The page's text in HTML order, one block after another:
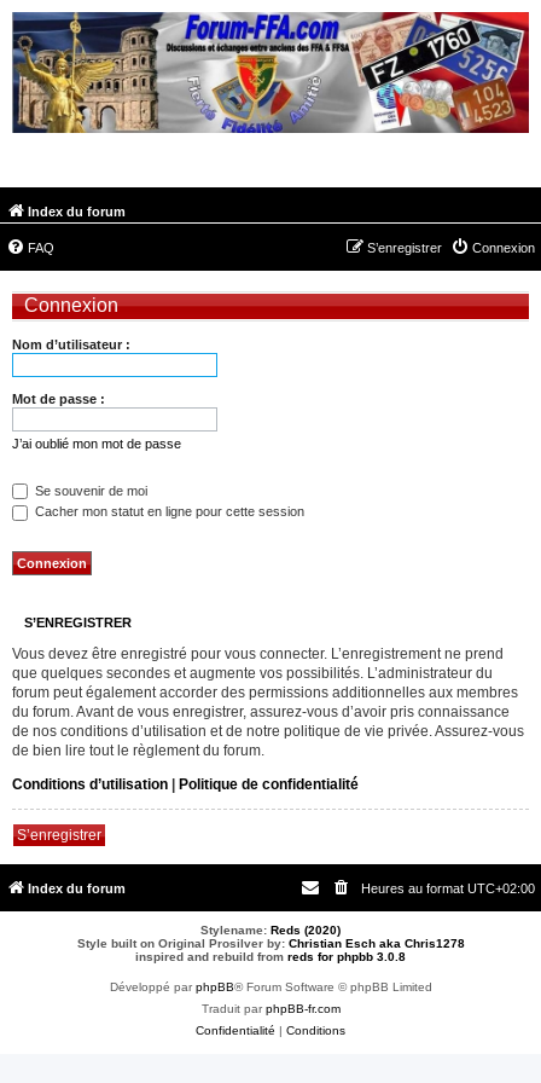
Index du forum
FAQ Connexion
S’enregistrer
Connexion
Nom d’utilisateur :
Mot de passe :
J’ai oublié mon mot de passe
Se souvenir de moi
Cacher mon statut en ligne pour cette session
S’ENREGISTRER
Vous devez être enregistré pour vous connecter. L’enregistrement ne prend
que quelques secondes et augmente vos possibilités. L’administrateur du
forum peut également accorder des permissions additionnelles aux membres
du forum. Avant de vous enregistrer, assurez-vous d’avoir pris connaissance
de nos conditions d’utilisation et de notre politique de vie privée. Assurez-vous
de bien lire tout le règlement du forum.
Conditions d’utilisation
Politique de confidentialité
S’enregistrer
Index du forum Heures au format UTC+02:00
Stylename: Reds (2020)
Style built on Original Prosilver by: Christian Esch aka Chris1278
inspired and rebuild from reds for phpbb 3.0.8
Développé parphpBB® Forum Software © phpBB Limited
Traduit parphpBB-fr.com
Confidentialité
Conditions